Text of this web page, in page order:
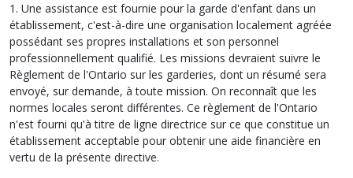
1. Une assistance est fournie pour la garde d'enfant dans un
établissement, c'est-à-dire une organisation localement agréée
possédant ses propres installations et son personnel
professionnellement qualifié. Les missions devraient suivre le
Règlement de l'Ontario sur les garderies, dont un résumé sera
envoyé, sur demande, à toute mission. On reconnaît que les
normes locales seront différentes. Ce règlement de l'Ontario
n'est fourni qu'à titre de ligne directrice sur ce que constitue un
établissement acceptable pour obtenir une aide financière en
vertu de la présente directive.